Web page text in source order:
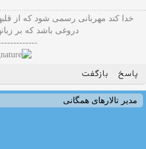
خدا کند مهربانی رسمی شود که از
دروغی باشد که بر
پاسخ بازگفت
مدیر تالارهای همگانی